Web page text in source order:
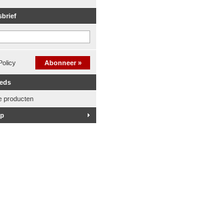
Abonneer »
producten